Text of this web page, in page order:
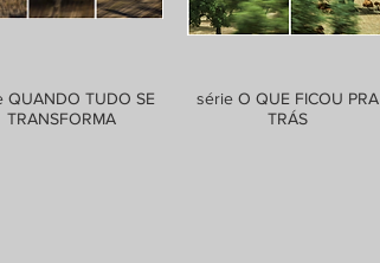
QUANDO TUDO SE
TRANSFORMA
série O QUE FICOU PRA
TRÁS